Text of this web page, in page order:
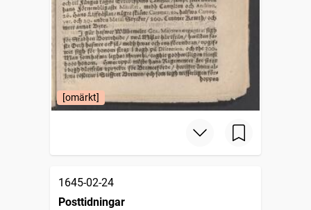
[omärkt]
1645-02-24
Posttidningar